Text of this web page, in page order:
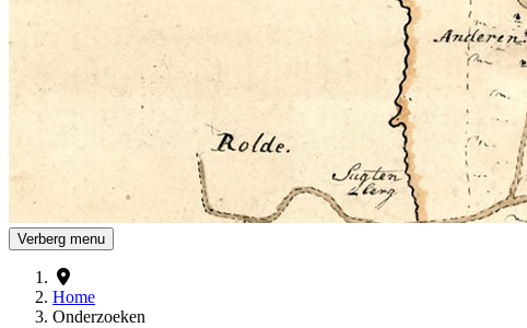
Verberg menu
Home
Onderzoeken